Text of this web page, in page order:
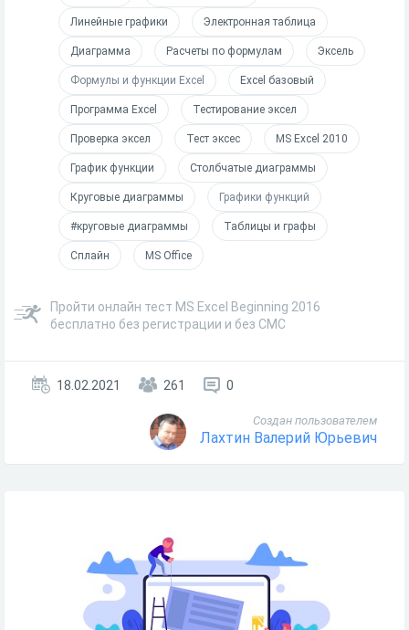
Линейные графики Электронная таблица
Диаграмма Расчеты по формулам Эксель
Формулы и функции Excel Excel базовый
Программа Excel Тестирование эксел
Проверка эксел Тест эксес MS Excel 2010
График функции Столбчатые диаграммы
Круговые диаграммы Графики функций
#круговые диаграммы Таблицы и графы
Сплайн MS Office
Пройти онлайн тест MS Excel Beginning 2016
бесплатно без регистрации и без СМС
18.02.2021 261 0
Создан пользователем
Лахтин Валерий Юрьевич